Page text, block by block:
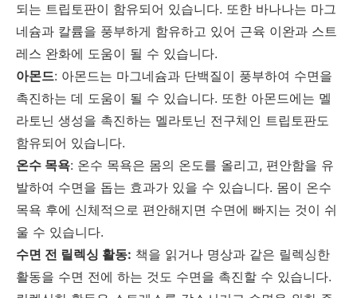
되는 트립토판이 함유되어 있습니다. 또한 바나나는 마그
네슘과 칼륨을 풍부하게 함유하고 있어 근육 이완과 스트
레스 완화에 도움이 될 수 있습니다.
아몬드: 아몬드는 마그네슘과 단백질이 풍부하여 수면을
촉진하는 데 도움이 될 수 있습니다. 또한 아몬드에는 멜
라토닌 생성을 촉진하는 멜라토닌 전구체인 트립토판도
함유되어 있습니다.
온수 목욕: 온수 목욕은 몸의 온도를 올리고, 편안함을 유
발하여 수면을 돕는 효과가 있을 수 있습니다. 몸이 온수
목욕 후에 신체적으로 편안해지면 수면에 빠지는 것이 쉬
울 수 있습니다.
수면 전 릴렉싱 활동: 책을 읽거나 명상과 같은 릴렉싱한
활동을 수면 전에 하는 것도 수면을 촉진할 수 있습니다.